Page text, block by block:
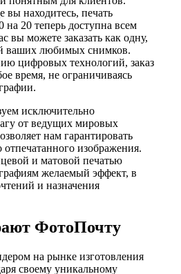
вы находитесь, печать
20 теперь доступна всем
вы можете заказать как одну,
ваших любимых снимков.
цифровых технологий, заказ
время, не ограничиваясь
исключительно
от ведущих мировых
нам гарантировать
отпечатанного изображения.
и матовой печатью
желаемый эффект, в
и назначения
ФотоПочту
на рынке изготовления
своему уникальному